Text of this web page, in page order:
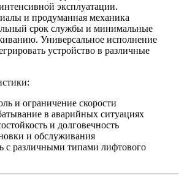
эксплуатации.
и продуманная механика
срок службы и минимальные
Универсальное исполнение
устройство в различные
и ограничение скорости
в аварийных ситуациях
и долговечность
и обслуживания
с различными типами лифтового